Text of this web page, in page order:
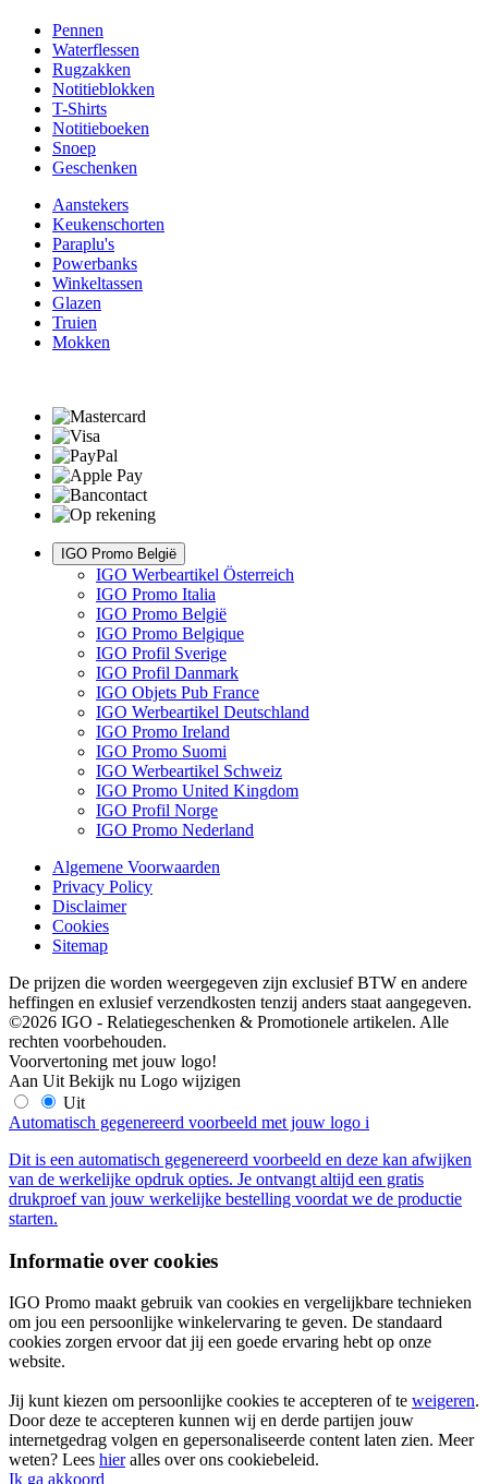
Pennen
Waterflessen
Rugzakken
Notitieblokken
T-Shirts
Notitieboeken
Snoep
Geschenken
Aanstekers
Keukenschorten
Paraplu's
Powerbanks
Winkeltassen
Glazen
Truien
Mokken
IGO Promo België
IGO Werbeartikel Österreich
IGO Promo Italia
IGO Promo België
IGO Promo Belgique
IGO Profil Sverige
IGO Profil Danmark
IGO Objets Pub France
IGO Werbeartikel Deutschland
IGO Promo Ireland
IGO Promo Suomi
IGO Werbeartikel Schweiz
IGO Promo United Kingdom
IGO Profil Norge
IGO Promo Nederland
Algemene Voorwaarden
Privacy Policy
Disclaimer
Cookies
Sitemap
De prijzen die worden weergegeven zijn exclusief BTW en andere
heffingen en exlusief verzendkosten tenzij anders staat aangegeven.
©2026 IGO - Relatiegeschenken & Promotionele artikelen. Alle
rechten voorbehouden.
Voorvertoning met jouw logo!
Aan Uit Bekijk nu Logo wijzigen
Uit
Automatisch gegenereerd voorbeeld met jouw logo i
Dit is een automatisch gegenereerd voorbeeld en deze kan afwijken
van de werkelijke opdruk opties. Je ontvangt altijd een gratis
drukproef van jouw werkelijke bestelling voordat we de productie
starten.
Informatie over cookies
IGO Promo maakt gebruik van cookies en vergelijkbare technieken
om jou een persoonlijke winkelervaring te geven. De standaard
cookies zorgen ervoor dat jij een goede ervaring hebt op onze
website.
Jij kunt kiezen om persoonlijke cookies te accepteren of te weigeren.
Door deze te accepteren kunnen wij en derde partijen jouw
internetgedrag volgen en gepersonaliseerde content laten zien. Meer
weten? Lees hieralles over ons cookiebeleid.
Ik ga akkoord